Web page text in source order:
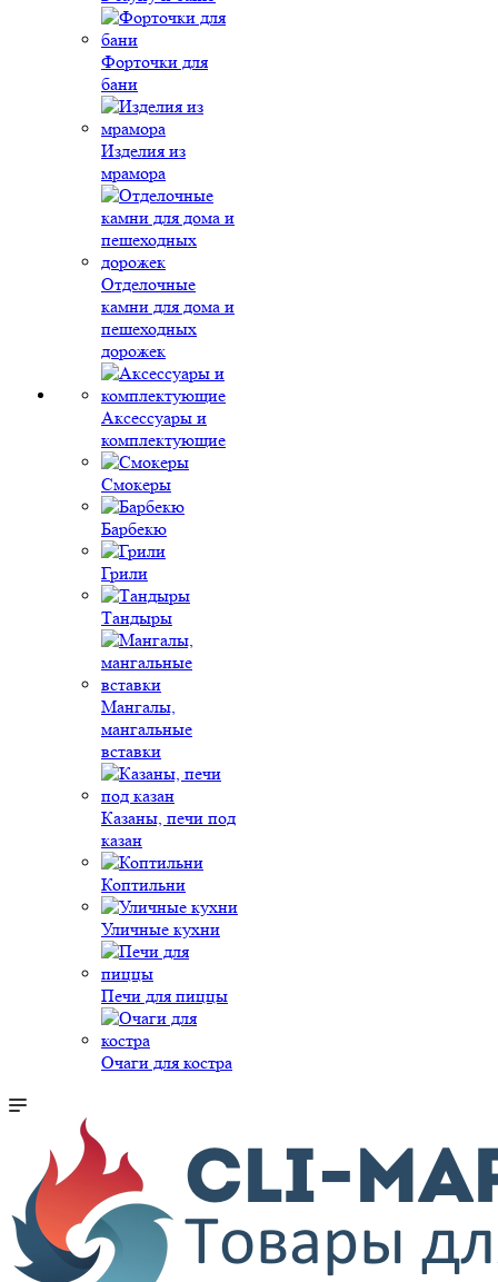
Форточки для
бани
Изделия из
мрамора
Отделочные
камни для дома и
пешеходных
дорожек
Аксессуары и
комплектующие
Смокеры
Барбекю
Грили
Тандыры
Мангалы,
мангальные
вставки
Казаны, печи под
казан
Коптильни
Уличные кухни
Печи для пиццы
Очаги для костра